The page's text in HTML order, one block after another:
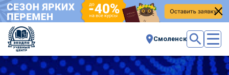
Смоленск